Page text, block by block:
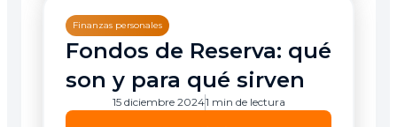
Finanzas personales
Fondos de Reserva: qué
son y para qué sirven
15 diciembre 20241 min de lectura